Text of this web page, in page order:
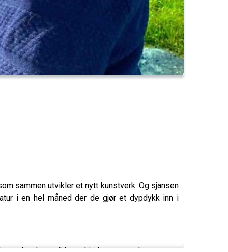
sammen utvikler et nytt kunstverk. Og sjansen
i en hel måned der de gjør et dypdykk inn i